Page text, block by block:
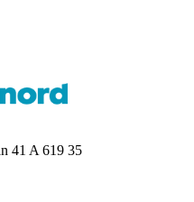
41 A 619 35